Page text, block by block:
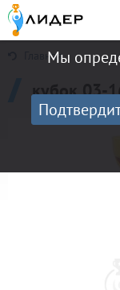
Мы
Главная
кубок 03-